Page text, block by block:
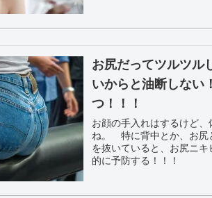
お尻だってツルツ
いからと油断しな
つ！！！
お顔の手入れはするけど
ね。 特に背中とか、お
を抜いていると、お尻ニ
的に予防する！！！